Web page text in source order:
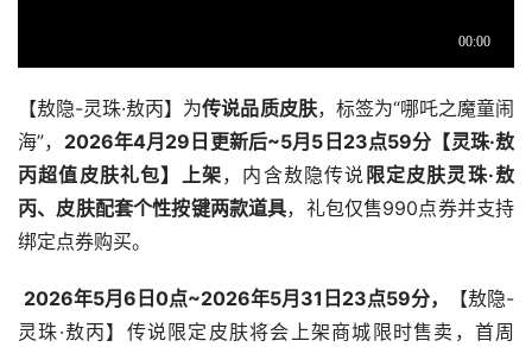
【敖隐-灵珠·敖丙】为传说品质皮肤，标签为“哪吒之魔童闹
海”， 2026年4月29日更新后~5月5日23点59分【灵珠·敖
丙超值皮肤礼包】上架，内含敖隐传说限定皮肤灵珠·敖
丙、皮肤配套个性按键两款道具，礼包仅售990点券并支持
绑定点券购买。
2026年5月6日0点~2026年5月31日23点59分，
【敖隐-
灵珠·敖丙】传说限定皮肤将会上架商城限时售卖，首周